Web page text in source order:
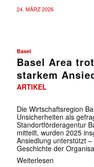
24. MÄRZ 2026
Basel
Basel Area
starkem
ARTIKEL
Die Wirtschaftsregion
Unsicherheiten als
Standortförderagentur
mitteilt, wurden 2025
Ansiedlung unterstützt
Geschichte der
Weiterlesen